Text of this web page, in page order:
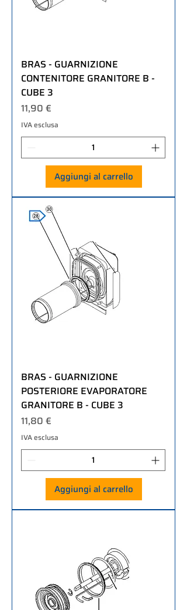
BRAS - GUARNIZIONE
CONTENITORE GRANITORE B -
CUBE 3
Prezzo
11,90 €
IVA esclusa
Aggiungi al carrello
BRAS - GUARNIZIONE
POSTERIORE EVAPORATORE
GRANITORE B - CUBE 3
Prezzo
11,80 €
IVA esclusa
Aggiungi al carrello